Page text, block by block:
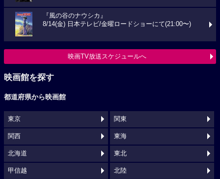
『風の谷のナウシカ』
8/14(金) 日本テレビ/金曜ロードショーにて(21:00〜)
映画TV放送スケジュールへ
映画館を探す
都道府県から映画館
東京 関東
関西 東海
北海道 東北
甲信越 北陸